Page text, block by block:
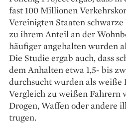
fast 100 Millionen
Vereinigten Staaten
zu ihrem Anteil an der
häufiger angehalten wurden
Die Studie ergab auch, dass
dem Anhalten etwa 1,5- bis
durchsucht wurden als weiße
Vergleich zu weißen Fahrern
Drogen, Waffen oder andere
trugen.